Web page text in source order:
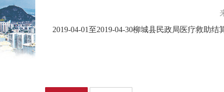
2019-04-01至2019-04-30柳城县民政局医疗救助结